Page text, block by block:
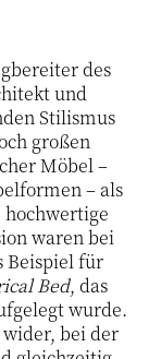
des
und
Stilismus
großen
Möbel –
– als
waren bei
Beispiel für
Bed, das
wurde.
wider, bei der